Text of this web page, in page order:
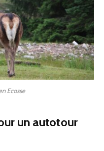
Ecosse
un autotour